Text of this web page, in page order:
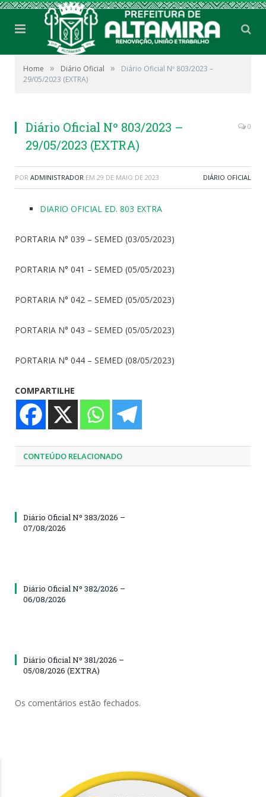
Home » Diário Oficial »
Diário Oficial Nº 803/2023 –
29/05/2023 (EXTRA)
Diário Oficial Nº 803/2023 –
29/05/2023 (EXTRA)
0
POR ADMINISTRADOR EM 29 DE MAIO DE 2023 DIÁRIO OFICIAL
DIARIO OFICIAL ED. 803 EXTRA
PORTARIA N° 039 – SEMED (03/05/2023)
PORTARIA N° 041 – SEMED (05/05/2023)
PORTARIA N° 042 – SEMED (05/05/2023)
PORTARIA N° 043 – SEMED (05/05/2023)
PORTARIA N° 044 – SEMED (08/05/2023)
COMPARTILHE
CONTEÚDO RELACIONADO
Diário Oficial Nº 383/2026 –
07/08/2026
Diário Oficial Nº 382/2026 –
06/08/2026
Diário Oficial Nº 381/2026 –
05/08/2026 (EXTRA)
Os comentários estão fechados.